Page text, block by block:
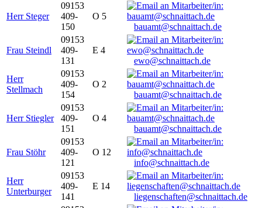
Herr Steger
09153
409-
150
O 5
bauamt@schnaittach.de
Frau Steindl
09153
409-
131
E 4
ewo@schnaittach.de
Herr
Stellmach
09153
409-
154
O 2
bauamt@schnaittach.de
Herr Stiegler
09153
409-
151
O 4
bauamt@schnaittach.de
Frau Stöhr
09153
409-
121
O 12
info@schnaittach.de
Herr
Unterburger
09153
409-
141
E 14
liegenschaften@schnaittach.de